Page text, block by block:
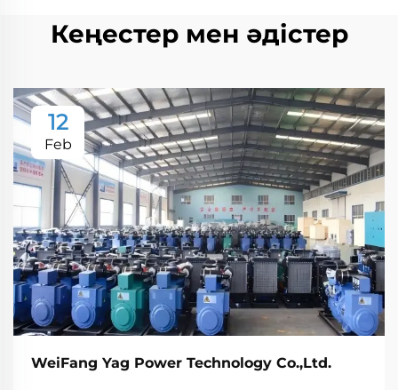
Кеңестер мен әдістер
12
Feb
WeiFang Yag Power Technology Co.,Ltd.